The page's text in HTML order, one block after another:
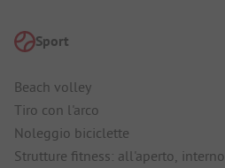
Sport
Beach volley
Tiro con l'arco
Noleggio biciclette
Strutture fitness: all'aperto, interno